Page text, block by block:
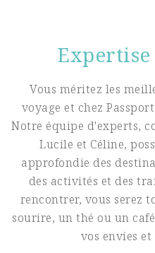
Vous méritez les
voyage et chez
Notre équipe d'experts,
Lucile et Céline,
approfondie des
des activités et des
rencontrer, vous serez
sourire, un thé ou un
vos envies